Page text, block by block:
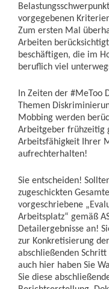
vorgegebenen
Zum ersten Mal
Arbeiten
beschäftigen, die im
beruflich viel
In Zeiten der #MeToo
Themen
Mobbing werden
Arbeitgeber frühzeitig
Arbeitsfähigkeit Ihrer
aufrechterhalten!
Sie entscheiden!
zugeschickten
vorgeschriebene
Arbeitsplatz“ gemäß
Detailergebnisse an!
zur Konkretisierung
abschließenden
auch hier haben Sie
Sie diese